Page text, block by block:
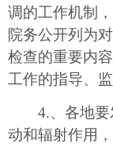
调的工作机制
院务公开列为
检查的重要内
工作的指导、
4.、各地要
动和辐射作用